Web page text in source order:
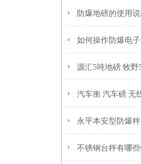
防爆地磅的使用说
如何操作防爆电
汽车衡 汽车磅 无
不锈钢台秤有哪